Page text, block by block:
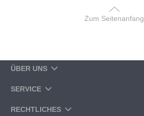
Zum Seitenanfang
ÜBER UNS
SERVICE
RECHTLICHES